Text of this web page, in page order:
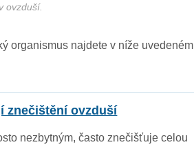
ovzduší.
organismus najdete v níže uvedeném
znečištění ovzduší
nezbytným, často znečišťuje celou